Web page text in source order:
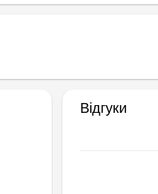
Відгуки